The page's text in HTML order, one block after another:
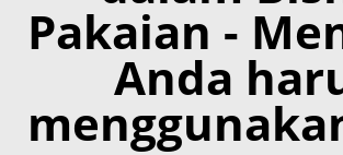
Pakaian -
Anda